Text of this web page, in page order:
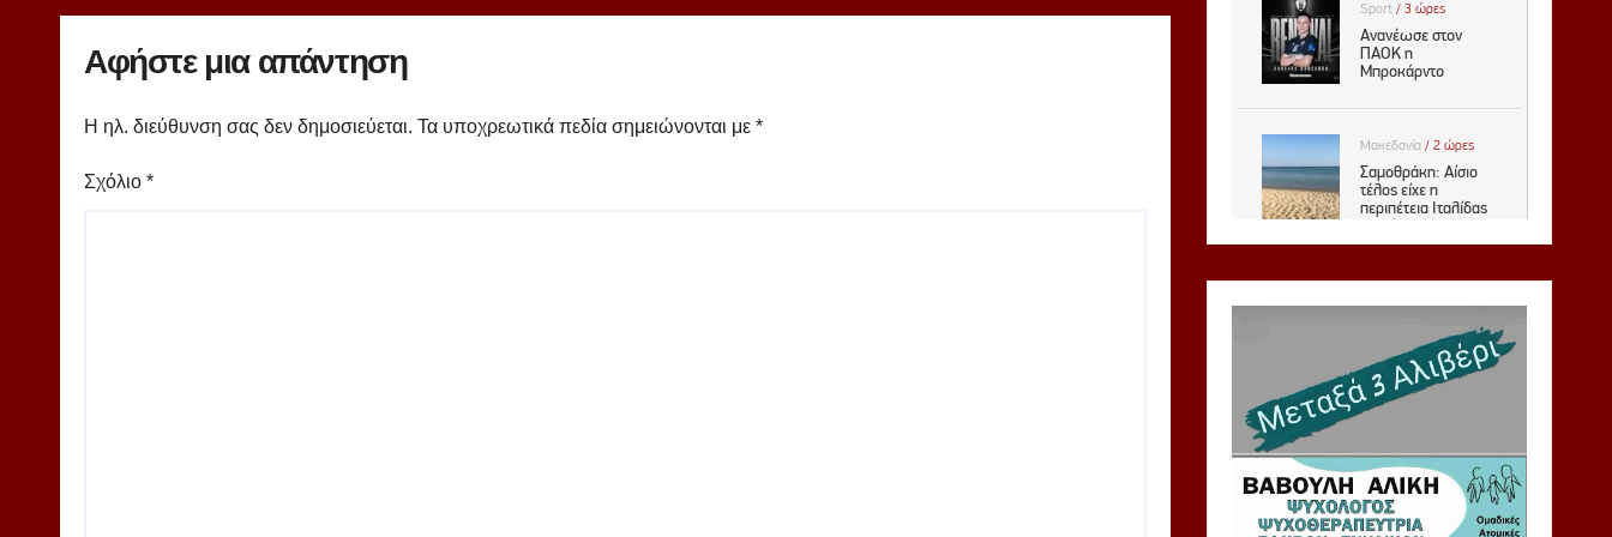
Αφήστε μια απάντηση
Η ηλ. διεύθυνση σας δεν δημοσιεύεται. Τα υποχρεωτικά πεδία σημειώνονται με *
Σχόλιο *